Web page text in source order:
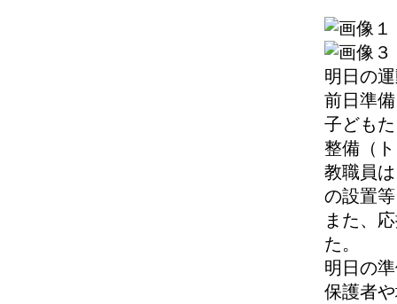
明日の
前日準
子ども
整備（
教職員
の設置
また、
た。
明日の
保護者